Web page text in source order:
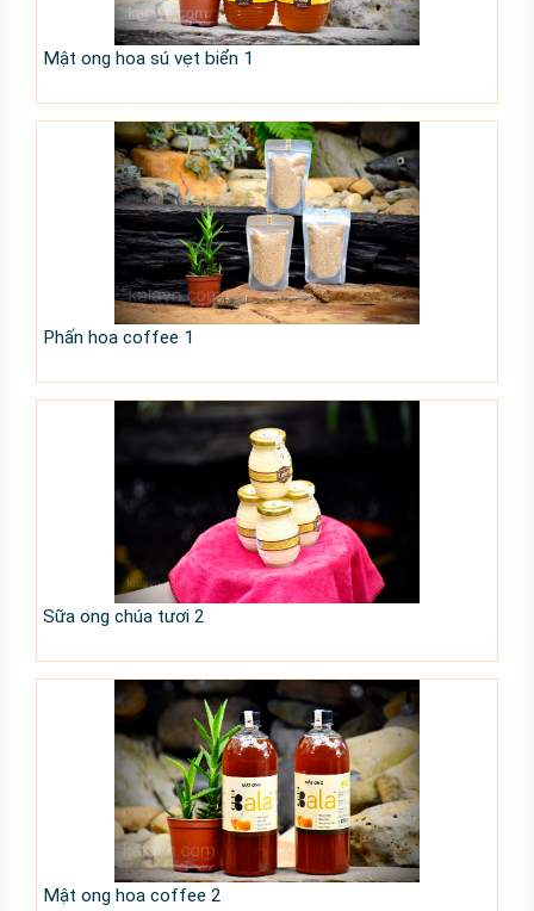
Mật ong hoa sú vẹt biển 1
Phấn hoa coffee 1
Sữa ong chúa tươi 2
Mật ong hoa coffee 2